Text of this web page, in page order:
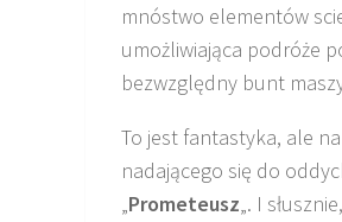
mnóstwo elementów
umożliwiająca podróże
bezwzględny bunt
To jest fantastyka, ale
nadającego się do
„Prometeusz„. I